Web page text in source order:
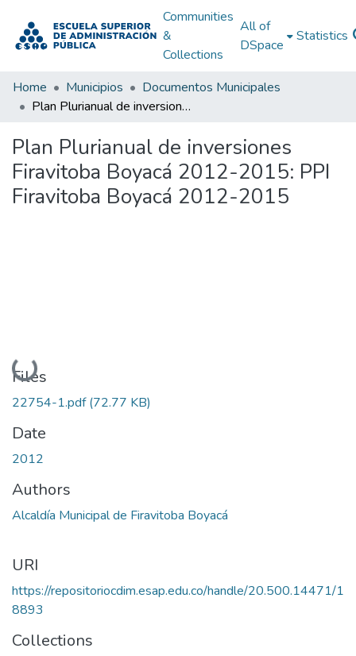
Communities
&
Collections
All of
DSpace
Statistics
Home Municipios
Documentos Municipales
Plan Plurianual de inversiones Firavitoba Boyacá 2012-2015: PPI Firavitoba Boyacá 2012-2015
Plan Plurianual de inversiones
Firavitoba Boyacá 2012-2015: PPI
Firavitoba Boyacá 2012-2015
Loading...
Files
22754-1.pdf(72.77 KB)
Date
2012
Authors
Alcaldía Municipal de Firavitoba Boyacá
URI
https://repositoriocdim.esap.edu.co/handle/20.500.14471/1
8893
Collections